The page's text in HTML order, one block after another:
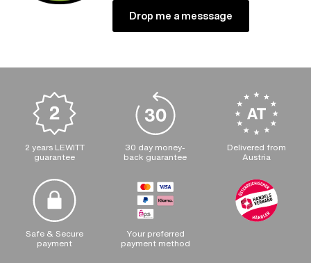
Drop me a messsage
2 years LEWITT
guarantee
30 day money-
back guarantee
Delivered from
Austria
Safe & Secure
payment
Your preferred
payment method